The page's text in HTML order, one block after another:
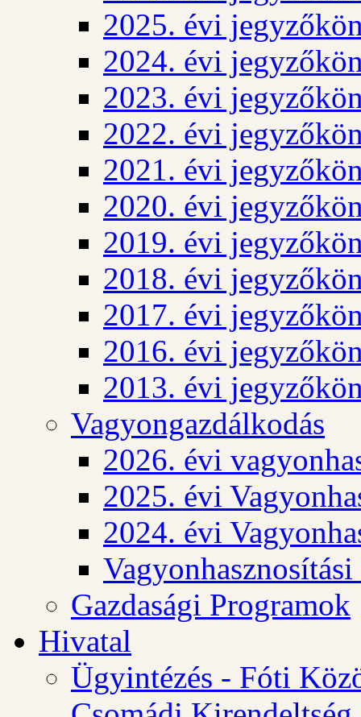
2025. évi
2024. évi
2023. évi
2022. évi
2021. évi
2020. évi
2019. évi
2018. évi
2017. évi
2016. évi
2013. évi
Vagyongazdálkodás
2026. évi
2025. évi
2024. évi
Gazdasági Programok
Hivatal
Ügyintézés - Fóti